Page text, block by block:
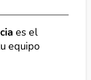
es el
equipo